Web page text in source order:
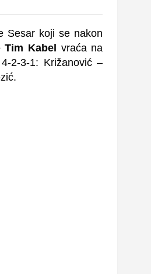
Sesar koji se nakon
Tim Kabel
vraća na
2-3-1: Križanović –